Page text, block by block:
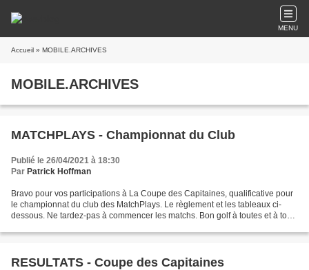
MENU
Accueil » MOBILE.ARCHIVES
MOBILE.ARCHIVES
MATCHPLAYS - Championnat du Club
Publié le 26/04/2021 à 18:30
Par Patrick Hoffman
Bravo pour vos participations à La Coupe des Capitaines, qualificative pour
le championnat du club des MatchPlays. Le règlement et les tableaux ci-
dessous. Ne tardez-pas à commencer les matchs. Bon golf à toutes et à tous
RESULTATS - Coupe des Capitaines